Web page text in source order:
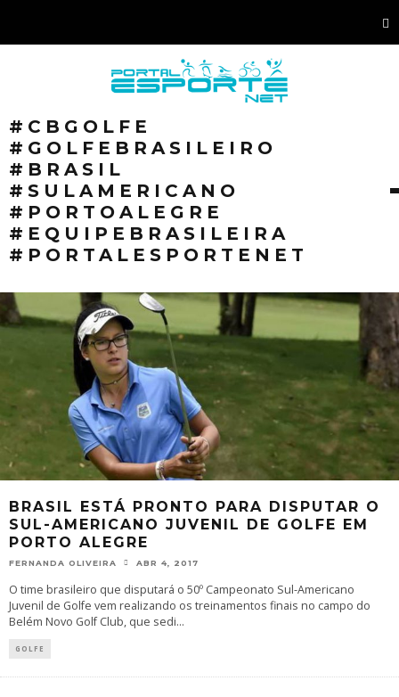
#CBGOLFE
#GOLFEBRASILEIRO
#BRASIL
#SULAMERICANO
#PORTOALEGRE
#EQUIPEBRASILEIRA
#PORTALESPORTENET
BRASIL ESTÁ PRONTO PARA DISPUTAR O
SUL-AMERICANO JUVENIL DE GOLFE EM
PORTO ALEGRE
FERNANDA OLIVEIRA ABR 4, 2017
O time brasileiro que disputará o 50º Campeonato Sul-Americano
Juvenil de Golfe vem realizando os treinamentos finais no campo do
Belém Novo Golf Club, que sedi...
GOLFE